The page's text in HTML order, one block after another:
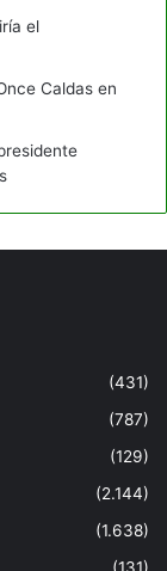
el
Caldas en
(431)
(787)
(129)
(2.144)
(1.638)
(131)